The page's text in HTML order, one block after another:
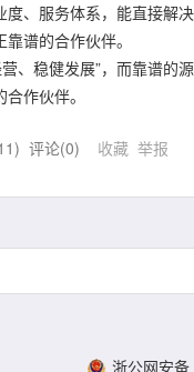
、服务体系，能直接解
谱的合作伙伴。
、稳健发展”，而靠谱
作伙伴。
) 评论(0) 收藏 举报
浙公网安